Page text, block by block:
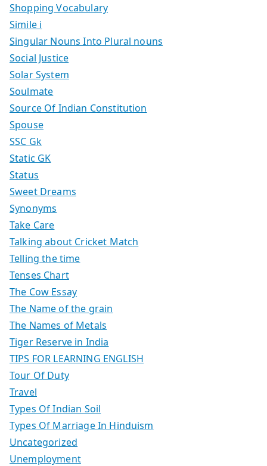
Shopping Vocabulary
Simile i
Singular Nouns Into Plural nouns
Social Justice
Solar System
Soulmate
Source Of Indian Constitution
Spouse
SSC Gk
Static GK
Status
Sweet Dreams
Synonyms
Take Care
Talking about Cricket Match
Telling the time
Tenses Chart
The Cow Essay
The Name of the grain
The Names of Metals
Tiger Reserve in India
TIPS FOR LEARNING ENGLISH
Tour Of Duty
Travel
Types Of Indian Soil
Types Of Marriage In Hinduism
Uncategorized
Unemployment